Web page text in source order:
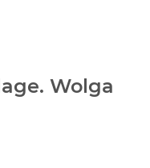
Wolga